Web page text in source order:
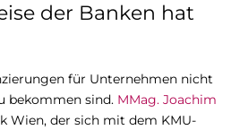
der Banken hat
für Unternehmen nicht
bekommen sind. MMag. Joachim
Wien, der sich mit dem KMU-